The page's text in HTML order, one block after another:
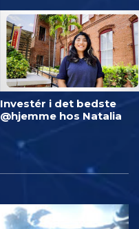
Investér i det bedste
@hjemme hos Natalia